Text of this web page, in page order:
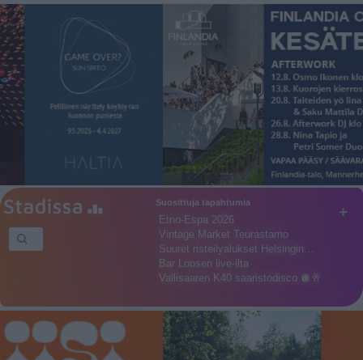
+
Suosittuja tapahtumia
Etno-Espa 2026
Vintage Market Teurastamo
Suuret risteilyalukset Helsingin…
Bar Loosen live-ilta
Vallisaaren K40 saaristodisco 🪩🥂